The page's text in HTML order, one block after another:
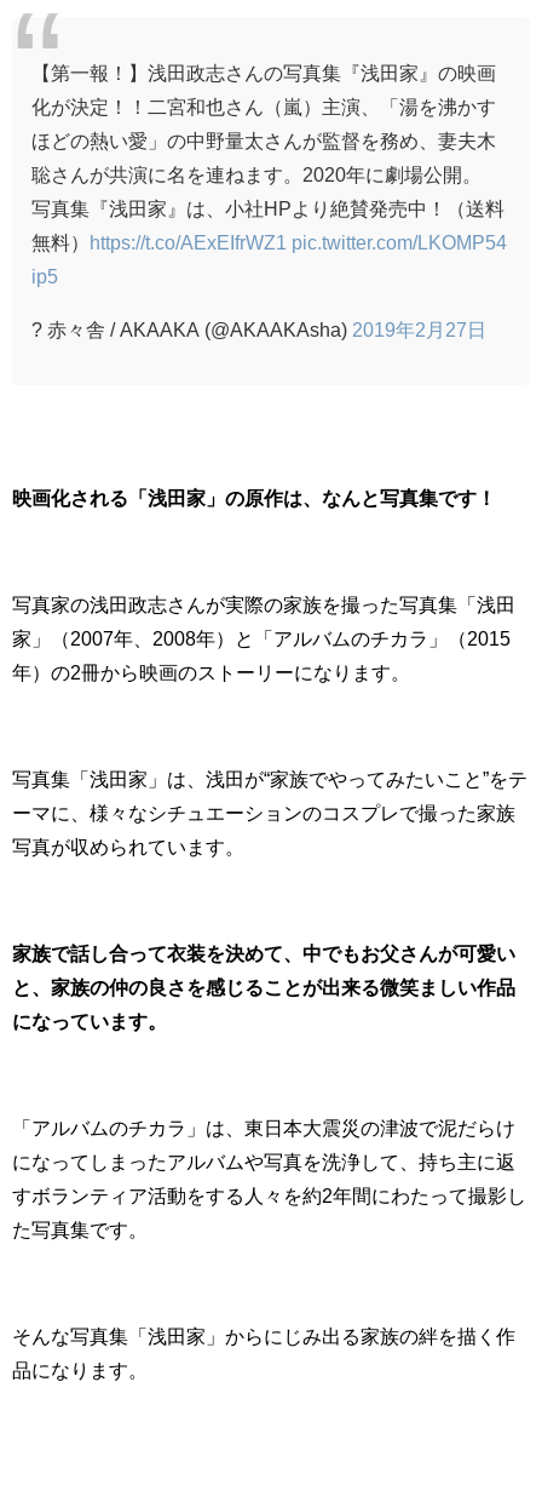
【第一報！】浅田政志さんの写真集『浅田家』の映画
化が決定！！二宮和也さん（嵐）主演、「湯を沸かす
ほどの熱い愛」の中野量太さんが監督を務め、妻夫木
聡さんが共演に名を連ねます。2020年に劇場公開。
写真集『浅田家』は、小社HPより絶賛発売中！（送料
無料）
https://t.co/AExEIfrWZ1
pic.twitter.com/LKOMP54
ip5
? 赤々舎 / AKAAKA (@AKAAKAsha) 2019年2月27日
映画化される「浅田家」の原作は、なんと写真集です！
写真家の浅田政志さんが実際の家族を撮った写真集「浅田
家」（2007年、2008年）と「アルバムのチカラ」（2015
年）の2冊から映画のストーリーになります。
写真集「浅田家」は、浅田が“家族でやってみたいこと”をテ
ーマに、様々なシチュエーションのコスプレで撮った家族
写真が収められています。
家族で話し合って衣装を決めて、中でもお父さんが可愛い
と、家族の仲の良さを感じることが出来る微笑ましい作品
になっています。
「アルバムのチカラ」は、東日本大震災の津波で泥だらけ
になってしまったアルバムや写真を洗浄して、持ち主に返
すボランティア活動をする人々を約2年間にわたって撮影し
た写真集です。
そんな写真集「浅田家」からにじみ出る家族の絆を描く作
品になります。